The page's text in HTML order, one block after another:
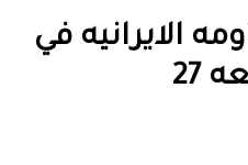
الايرانيه في
27